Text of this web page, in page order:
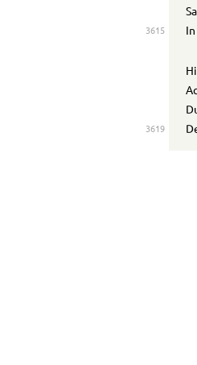
3615
3619